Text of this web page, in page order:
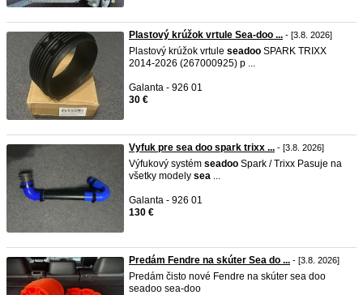
Plastový krúžok vrtule Sea-doo ... - [3.8. 2026]
Plastový krúžok vrtule seadoo SPARK TRIXX
2014-2026 (267000925) p ...
Galanta - 926 01
30 €
Vyfuk pre sea doo spark trixx ... - [3.8. 2026]
Výfukový systém seadoo Spark / Trixx Pasuje na
všetky modely sea ...
Galanta - 926 01
130 €
Predám Fendre na skúter Sea do ... - [3.8. 2026]
Predám čisto nové Fendre na skúter sea doo
seadoo sea-doo